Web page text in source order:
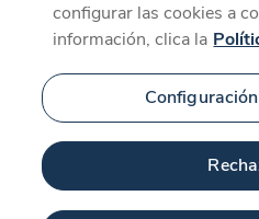
configurar las cookies a
información, clica la